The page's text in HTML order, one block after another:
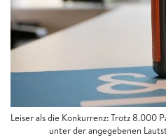
Leiser als die Konkurrenz: Trotz 8.000
unter der angegebenen